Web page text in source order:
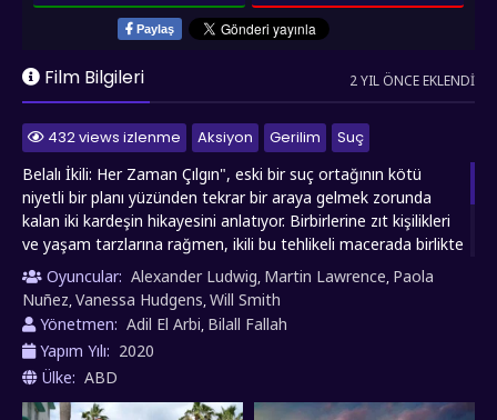
Paylaş
Film Bilgileri 2 YIL ÖNCE EKLENDI
432 views izlenme Aksiyon Gerilim
Suç
Belalı İkili: Her Zaman Çılgın", eski bir suç ortağının kötü
niyetli bir planı yüzünden tekrar bir araya gelmek zorunda
kalan iki kardeşin hikayesini anlatıyor. Birbirlerine zıt kişilikleri
ve yaşam tarzlarına rağmen, ikili bu tehlikeli macerada birlikte
çalışmak zorundadır. Gerginlikler, komik anlar ve beklenmedik
dönüşlerle dolu bu filmde, kardeşlik bağları ve karakterlerin
içsel dönüşümü ön plandadır. İzleyicilere aksiyon dolu bir
maceranın yanı sıra derin duygusal bağlara tanıklık etme
fırsatı sunuyor.
Oyuncular: Alexander Ludwig, Martin Lawrence, Paola
Nuñez,Vanessa Hudgens,Will Smith
Yönetmen: Adil El Arbi, Bilall Fallah
Yapım Yılı: 2020
Ülke: ABD